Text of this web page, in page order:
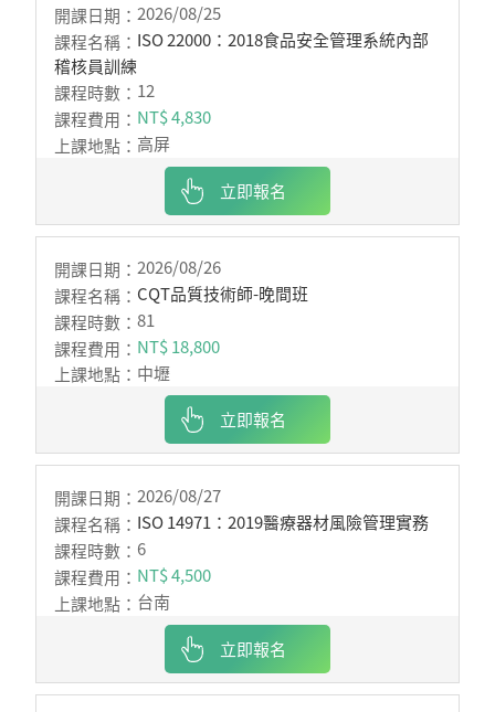
2026/08/25
ISO 22000：2018食品安全管理系統內部
稽核員訓練
12
NT$ 4,830
高屏
立即報名
2026/08/26
CQT品質技術師-晚間班
81
NT$ 18,800
中壢
立即報名
2026/08/27
ISO 14971：2019醫療器材風險管理實務
6
NT$ 4,500
台南
立即報名